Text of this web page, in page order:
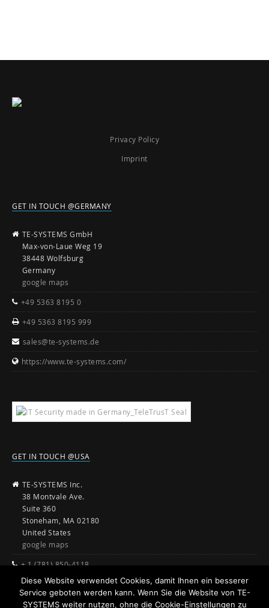
Privacy Policy
Imprint
GET IN TOUCH @GERMANY
TE-SYSTEMS GmbH
Max-von-Laue Weg 19
38448 Wolfsburg
Germany
google maps
+49 5363 8195 0
+49 5363 8195 999
sales@te-systems.de
https://www.te-systems.com/
GET IN TOUCH @USA
TE-SYSTEMS Inc.
38 Montvale Ave.
Suite 360
Stoneham, MA 02180
United States
google maps
+ 1 (781) 850-4118
sales@te-systems.com
www.te-systems.com
Diese Website verwendet Cookies, damit Ihnen ein besserer
Service geboten werden kann. Wenn Sie die Website von TE-
SYSTEMS weiter nutzen, ohne die Cookie-Einstellungen zu